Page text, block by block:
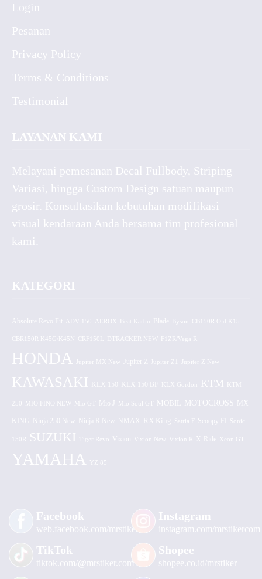
Login
Pesanan
Privacy Policy
Terms & Conditions
Testimonial
LAYANAN KAMI
Melayani pemesanan Decal Fullbody, Striping
Variasi, hingga Custom Design satuan maupun
grosir. Konsultasikan kebutuhan modifikasi
visual kendaraan Anda bersama tim profesional
kami.
KATEGORI
Absolute Revo Fit ADV 150 AEROX CB150R Old K15
CBR150R K45G/K45N CRF150L DTRACKER NEW F1ZR/Vega R
HONDA Jupiter MX New Jupiter Z
KAWASAKI KLX 150 KLX 150 BF KLX Gordon KTM KTM
250 MIO FINO NEW Mio GT Mio J Mio Soul GT MOBIL MOTOCROSS MX
KING Ninja 250 New Ninja R New NMAX RX King Satria F Scoopy FI Sonic
150R SUZUKI Tiger Revo Vixion Vixion New Vixion R X-Ride Xeon GT
YAMAHA YZ 85
Facebook
web.facebook.com/mrstiker
Instagram
instagram.com/mrstikercom
TikTok
tiktok.com/@mrstiker.com
Shopee
shopee.co.id/mrstiker